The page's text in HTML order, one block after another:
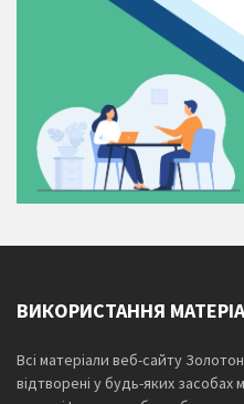
ВИКОРИСТАННЯ
Всі матеріали веб-сайту
відтворені у будь-яких засобах